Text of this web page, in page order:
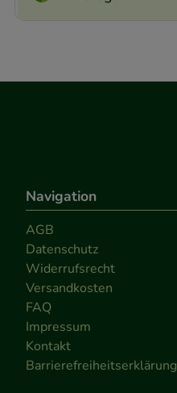
Navigation
AGB
Datenschutz
Widerrufsrecht
Versandkosten
FAQ
Impressum
Kontakt
Barrierefreiheitserklärung